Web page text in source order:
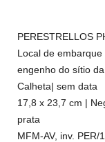
PERESTRELLOS
Local de
engenho do sítio
Calheta| sem data
17,8 x 23,7 cm |
prata
MFM-AV, inv. PER/